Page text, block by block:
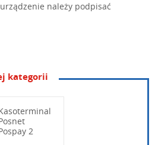
należy podpisać
obsługi
1.0.pdf
kategorii
2